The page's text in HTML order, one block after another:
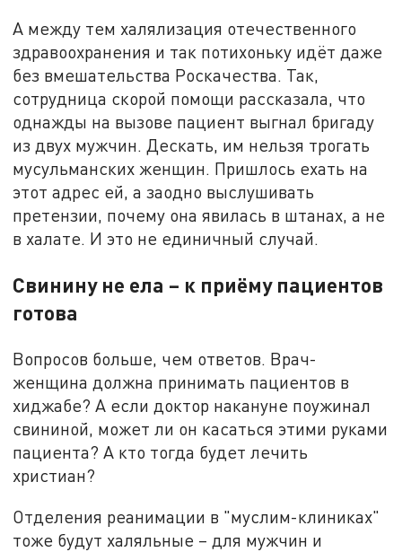
А между тем халялизация отечественного
здравоохранения и так потихоньку идёт даже
без вмешательства Роскачества. Так,
сотрудница скорой помощи рассказала, что
однажды на вызове пациент выгнал бригаду
из двух мужчин. Дескать, им нельзя трогать
мусульманских женщин. Пришлось ехать на
этот адрес ей, а заодно выслушивать
претензии, почему она явилась в штанах, а не
в халате. И это не единичный случай.
Свинину не ела – к приёму пациентов
готова
Вопросов больше, чем ответов. Врач-
женщина должна принимать пациентов в
хиджабе? А если доктор накануне поужинал
свининой, может ли он касаться этими руками
пациента? А кто тогда будет лечить
христиан?
Отделения реанимации в "муслим-клиниках"
тоже будут халяльные – для мужчин и